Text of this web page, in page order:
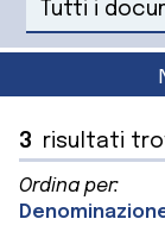
Seleziona un
3 risultati
Ordina per: